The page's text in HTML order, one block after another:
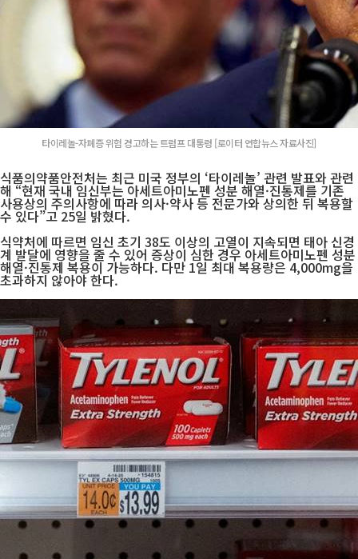
타이레놀-자폐증 위험 경고하는 트럼프 대통령 [로이터 연합뉴스 자료사진]
식품의약품안전처는 최근 미국 정부의 ‘타이레놀’ 관련 발표와 관련
해 “현재 국내 임신부는 아세트아미노펜 성분 해열·진통제를 기존
사용상의 주의사항에 따라 의사·약사 등 전문가와 상의한 뒤 복용할
수 있다”고 25일 밝혔다.
식약처에 따르면 임신 초기 38도 이상의 고열이 지속되면 태아 신경
계 발달에 영향을 줄 수 있어 증상이 심한 경우 아세트아미노펜 성분
해열·진통제 복용이 가능하다. 다만 1일 최대 복용량은 4,000mg을
초과하지 않아야 한다.